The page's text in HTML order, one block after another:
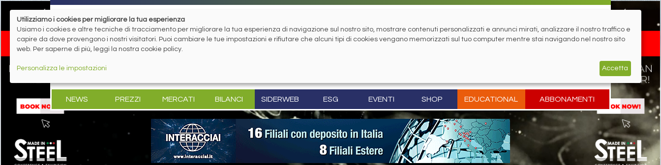
NEWS PREZZI MERCATI BILANCI SIDERWEB ESG EVENTI SHOP EDUCATIONAL ABBONAMENTI
Utilizziamo i cookies per migliorare la tua esperienza
Usiamo i cookies e altre tecniche di tracciamento per migliorare la tua esperienza di navigazione sul nostro sito, mostrare contenuti personalizzati e annunci mirati, analizzare il nostro traffico e
capire da dove provengono i nostri visitatori. Puoi cambiare le tue impostazioni e rifiutare che alcuni tipi di cookies vengano memorizzati sul tuo computer mentre stai navigando nel nostro sito
web. Per saperne di più, leggi la nostra cookie policy.
Personalizza le impostazioni Accetta